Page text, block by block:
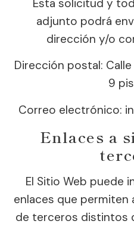
Esta solicitud y
adjunto podrá
dirección y/o
Dirección postal:
9
Correo electrónico:
Enlaces a
El Sitio Web puede
enlaces que permiten
de terceros distintos